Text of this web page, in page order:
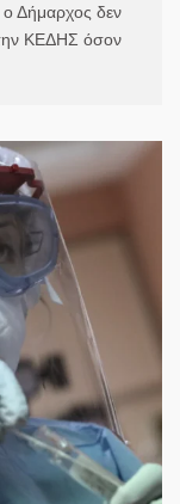
ο Δήμαρχος δεν
ΚΕΔΗΣ όσον